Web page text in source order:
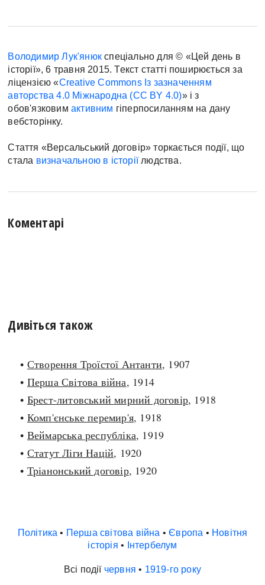
Володимир Лук'янюк спеціально для © «Цей день в
історії», 6 травня 2015. Текст статті поширюється за
ліцензією «Creative Commons Із зазначенням
авторства 4.0 Міжнародна (CC BY 4.0)» і з
обов'язковимактивним гіперпосиланням на дану
вебсторінку.
Стаття «Версальський договір» торкається події, що
стала визначальною в історіїлюдства.
Коментарі
Дивіться також
• Створення Троїстої Антанти, 1907
• Перша Світова війна, 1914
• Брест-литовський мирний договір, 1918
• Комп'єнське перемир'я, 1918
• Веймарська республіка, 1919
• Статут Ліги Націй, 1920
• Тріанонський договір, 1920
Політика • Перша світова війна •Європа • Новітня
історія • Інтербелум
Всі події червня • 1919-го року